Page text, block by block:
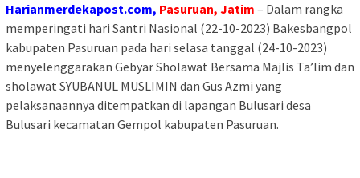
Harianmerdekapost.com, Pasuruan, Jatim – Dalam rangka
memperingati hari Santri Nasional (22-10-2023) Bakesbangpol
kabupaten Pasuruan pada hari selasa tanggal (24-10-2023)
menyelenggarakan Gebyar Sholawat Bersama Majlis Ta’lim dan
sholawat SYUBANUL MUSLIMIN dan Gus Azmi yang
pelaksanaannya ditempatkan di lapangan Bulusari desa
Bulusari kecamatan Gempol kabupaten Pasuruan.